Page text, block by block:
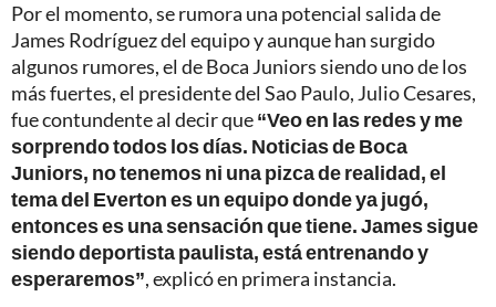
Por el momento, se rumora una potencial salida de
James Rodríguez del equipo y aunque han surgido
algunos rumores, el de Boca Juniors siendo uno de los
más fuertes, el presidente del Sao Paulo, Julio Cesares,
fue contundente al decir que“Veo en las redes y me
sorprendo todos los días. Noticias de Boca
Juniors, no tenemos ni una pizca de realidad, el
tema del Everton es un equipo donde ya jugó,
entonces es una sensación que tiene. James sigue
siendo deportista paulista, está entrenando y
esperaremos”, explicó en primera instancia.